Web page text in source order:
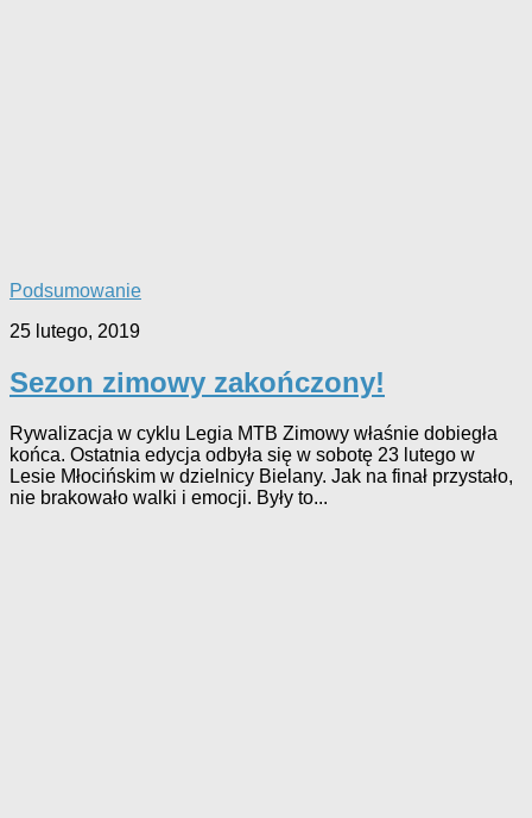
Podsumowanie
25 lutego, 2019
Sezon zimowy zakończony!
Rywalizacja w cyklu Legia MTB Zimowy właśnie dobiegła
końca. Ostatnia edycja odbyła się w sobotę 23 lutego w
Lesie Młocińskim w dzielnicy Bielany. Jak na finał przystało,
nie brakowało walki i emocji. Były to...